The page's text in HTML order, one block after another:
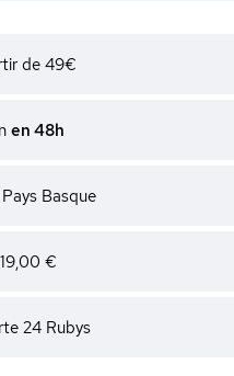
de 49€
en 48h
Basque
19,00 €
24 Rubys